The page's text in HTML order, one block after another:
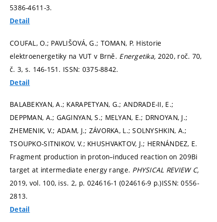
5386-4611-3.
Detail
COUFAL, O.; PAVLIŠOVÁ, G.; TOMAN, P. Historie
elektroenergetiky na VUT v Brně. Energetika, 2020, roč. 70,
č. 3, s. 146-151. ISSN: 0375-8842.
Detail
BALABEKYAN, A.; KARAPETYAN, G.; ANDRADE-II, E.;
DEPPMAN, A.; GAGINYAN, S.; MELYAN, E.; DRNOYAN, J.;
ZHEMENIK, V.; ADAM, J.; ZÁVORKA, L.; SOLNYSHKIN, A.;
TSOUPKO-SITNIKOV, V.; KHUSHVAKTOV, J.; HERNÁNDEZ, E.
Fragment production in proton–induced reaction on 209Bi
target at intermediate energy range. PHYSICAL REVIEW C,
2019, vol. 100, iss. 2, p. 024616-1 (024616-9 p.)ISSN: 0556-
2813.
Detail